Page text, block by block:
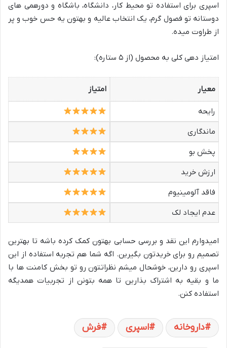
اسپری برای استفاده تو محیط کار، دانشگاه، باشگاه و دورهمی های
دوستانه تو فصول گرم، یک انتخاب عالیه و بهتون یه حس خوب و پر
از طراوت میده.
امتیاز دهی کلی به محصول (از ۵ ستاره):
معیار امتیاز
رایحه
ماندگاری
پخش بو
ارزش خرید
فاقد آلومینیوم
عدم ایجاد لک
امیدوارم این نقد و بررسی حسابی بهتون کمک کرده باشه تا بهترین
تصمیم رو برای خریدتون بگیرین. اگه شما هم تجربه استفاده از این
اسپری رو دارین، خوشحال میشم نظراتتون رو تو بخش کامنت ها با
ما و بقیه به اشتراک بذارین تا همه بتونن از تجربیات همدیگه
استفاده کنن.
داروخانه اسپری فرش